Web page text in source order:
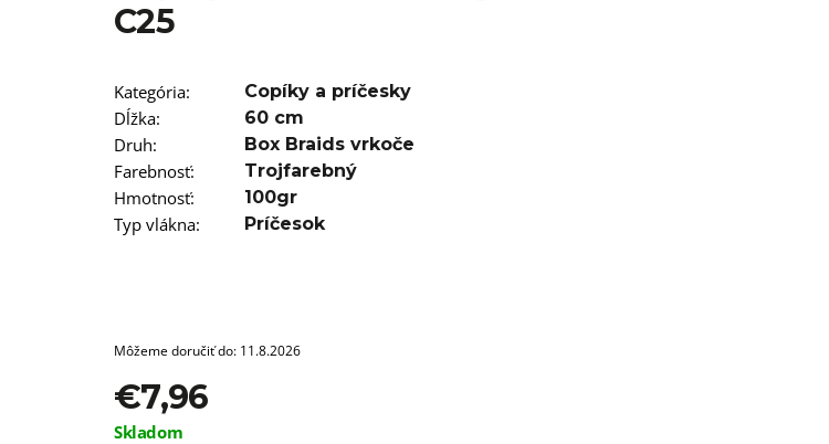
C25
Kategória: Copíky a príčesky
Dĺžka: 60 cm
Druh: Box Braids vrkoče
Farebnosť: Trojfarebný
Hmotnosť: 100gr
Typ vlákna: Príčesok
Môžeme doručiť do: 11.8.2026
€7,96
Jednotková
Skladom
€5,96